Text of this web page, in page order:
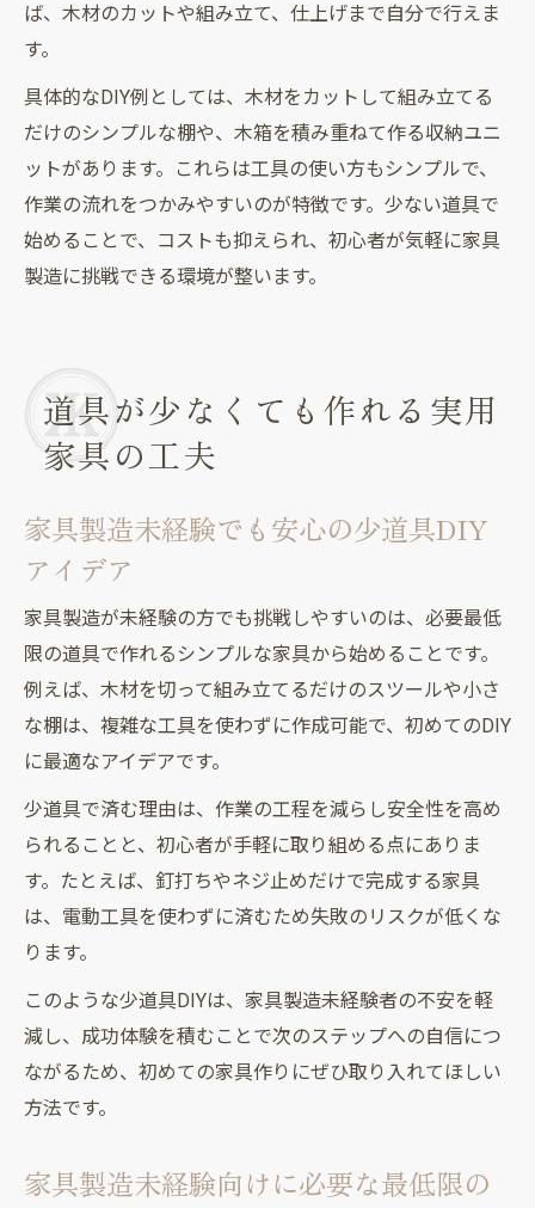
ば、木材のカットや組み立て、仕上げまで自分で行えま
す。
具体的なDIY例としては、木材をカットして組み立てる
だけのシンプルな棚や、木箱を積み重ねて作る収納ユニ
ットがあります。これらは工具の使い方もシンプルで、
作業の流れをつかみやすいのが特徴です。少ない道具で
始めることで、コストも抑えられ、初心者が気軽に家具
製造に挑戦できる環境が整います。
道具が少なくても作れる実用
家具の工夫
家具製造未経験でも安心の少道具DIY
アイデア
家具製造が未経験の方でも挑戦しやすいのは、必要最低
限の道具で作れるシンプルな家具から始めることです。
例えば、木材を切って組み立てるだけのスツールや小さ
な棚は、複雑な工具を使わずに作成可能で、初めてのDIY
に最適なアイデアです。
少道具で済む理由は、作業の工程を減らし安全性を高め
られることと、初心者が手軽に取り組める点にありま
す。たとえば、釘打ちやネジ止めだけで完成する家具
は、電動工具を使わずに済むため失敗のリスクが低くな
ります。
このような少道具DIYは、家具製造未経験者の不安を軽
減し、成功体験を積むことで次のステップへの自信につ
ながるため、初めての家具作りにぜひ取り入れてほしい
方法です。
家具製造未経験向けに必要な最低限の